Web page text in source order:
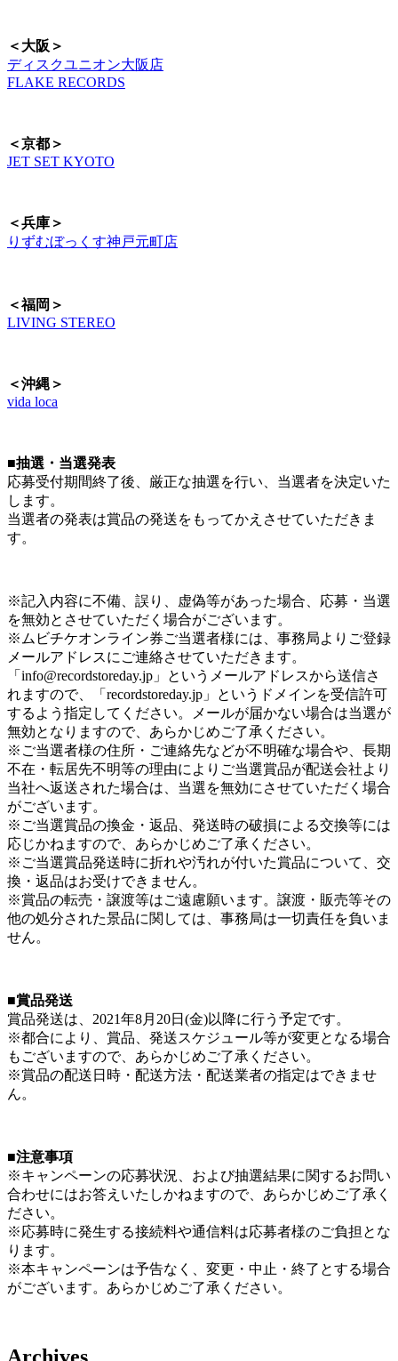
＜大阪＞
ディスクユニオン大阪店
FLAKE RECORDS
＜京都＞
JET SET KYOTO
＜兵庫＞
りずむぼっくす神戸元町店
＜福岡＞
LIVING STEREO
＜沖縄＞
vida loca
■抽選・当選発表
応募受付期間終了後、厳正な抽選を行い、当選者を決定いた
します。
当選者の発表は賞品の発送をもってかえさせていただきま
す。
※記入内容に不備、誤り、虚偽等があった場合、応募・当選
を無効とさせていただく場合がございます。
※ムビチケオンライン券ご当選者様には、事務局よりご登録
メールアドレスにご連絡させていただきます。
「info@recordstoreday.jp」というメールアドレスから送信さ
れますので、「recordstoreday.jp」というドメインを受信許可
するよう指定してください。メールが届かない場合は当選が
無効となりますので、あらかじめご了承ください。
※ご当選者様の住所・ご連絡先などが不明確な場合や、長期
不在・転居先不明等の理由によりご当選賞品が配送会社より
当社へ返送された場合は、当選を無効にさせていただく場合
がございます。
※ご当選賞品の換金・返品、発送時の破損による交換等には
応じかねますので、あらかじめご了承ください。
※ご当選賞品発送時に折れや汚れが付いた賞品について、交
換・返品はお受けできません。
※賞品の転売・譲渡等はご遠慮願います。譲渡・販売等その
他の処分された景品に関しては、事務局は一切責任を負いま
せん。
■賞品発送
賞品発送は、2021年8月20日(金)以降に行う予定です。
※都合により、賞品、発送スケジュール等が変更となる場合
もございますので、あらかじめご了承ください。
※賞品の配送日時・配送方法・配送業者の指定はできませ
ん。
■注意事項
※キャンペーンの応募状況、および抽選結果に関するお問い
合わせにはお答えいたしかねますので、あらかじめご了承く
ださい。
※応募時に発生する接続料や通信料は応募者様のご負担とな
ります。
※本キャンペーンは予告なく、変更・中止・終了とする場合
がございます。あらかじめご了承ください。